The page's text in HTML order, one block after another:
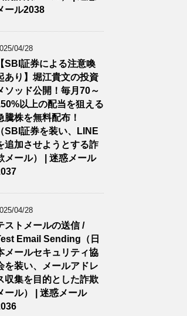
ール2038
04/28
【SBI証券による注意喚
あり】堀江貴文の投資
ソッド公開！毎月70～
以上の配当を狙える
騰株を無料配布！
（SBI証券を装い、LINE
追加させようとする詐
メール） | 迷惑メール
04/28
ストメールの送信 /
Email Sending（日
メールセキュリティ協
を装い、メールアドレ
収集を目的とした詐欺
ール） | 迷惑メール